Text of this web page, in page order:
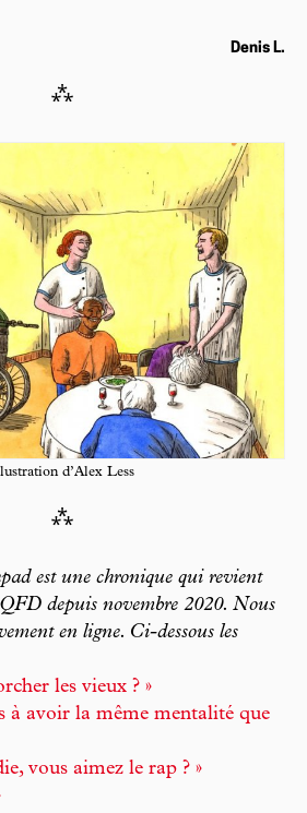
Denis L.
⁂
d’Alex Less
⁂
est une chronique qui revient
depuis novembre 2020. Nous
en ligne. Ci-dessous les
les vieux ? »
à avoir la même mentalité que
vous aimez le rap ? »